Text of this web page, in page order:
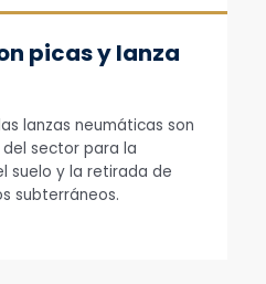
picas y lanza
lanzas neumáticas son
sector para la
suelo y la retirada de
subterráneos.